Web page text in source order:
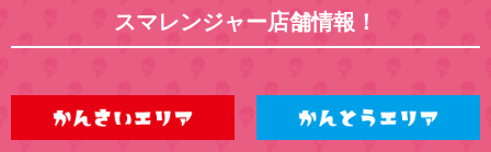
スマレンジャー店舗情報！